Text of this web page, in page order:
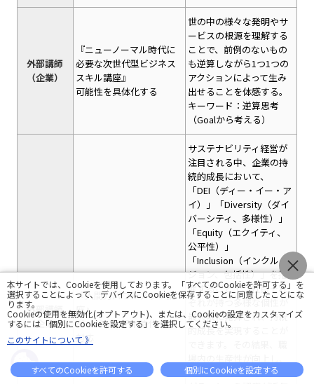
外部講師
（企業）
『ニューノーマル時代に
必要な次世代型ビジネス
スキル講座』
可能性を具体化する
世の中の様々な発明やサ
ービスの根源を理解する
ことで、前例のないもの
も逆算しながら1つ1つの
アクションによって生み
出せることを体感する。
キーワード：逆算思考
（Goalから考える）
外部講師
（企業）
『人間力パワーアップ講
座』
ダイバーシティ時代への
対応
サステナビリティ経営が
注目される中、企業の持
続的成長において、
「DEI（ディー・イー・ア
イ）」「Diversity（ダイ
バーシティ、多様性）」
「Equity（エクイティ、
公平性）」
「Inclusion（インクルー
ジョン、包括性）」を推
進することで、社員それ
ぞれが持つ多様な個性が
最大限に発揮され、持続
的成長を実現することが
より高い価値創出につな
本サイトでは、Cookieを使用しております。「すべてのCookieを許可する」を
選択することによって、 デバイスにCookieを保存することに同意したことにな
ります。
Cookieの使用を無効化(オプトアウト)、または、Cookieの設定をカスタマイズ
するには「個別にCookieを設定する」を選択してください。
このサイトについて 》
すべてのCookieを許可する 個別にCookieを設定する